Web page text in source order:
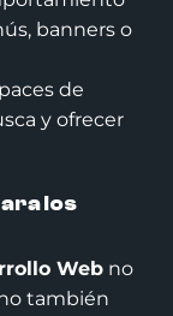
banners o
de
y ofrecer
los
Web no
también